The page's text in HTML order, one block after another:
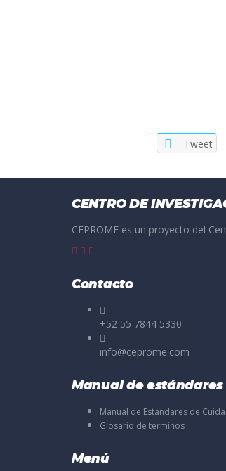
Tweet
CENTRO DE
CEPROME es un proyecto del
Contacto
+52 55 7844 5330
info@ceprome.com
Manual de estándares
Manual de Estándares de
Glosario de términos
Menú